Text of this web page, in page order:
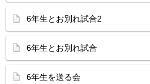
6年生とお別れ試合2
6年生とお別れ試合
6年生を送る会